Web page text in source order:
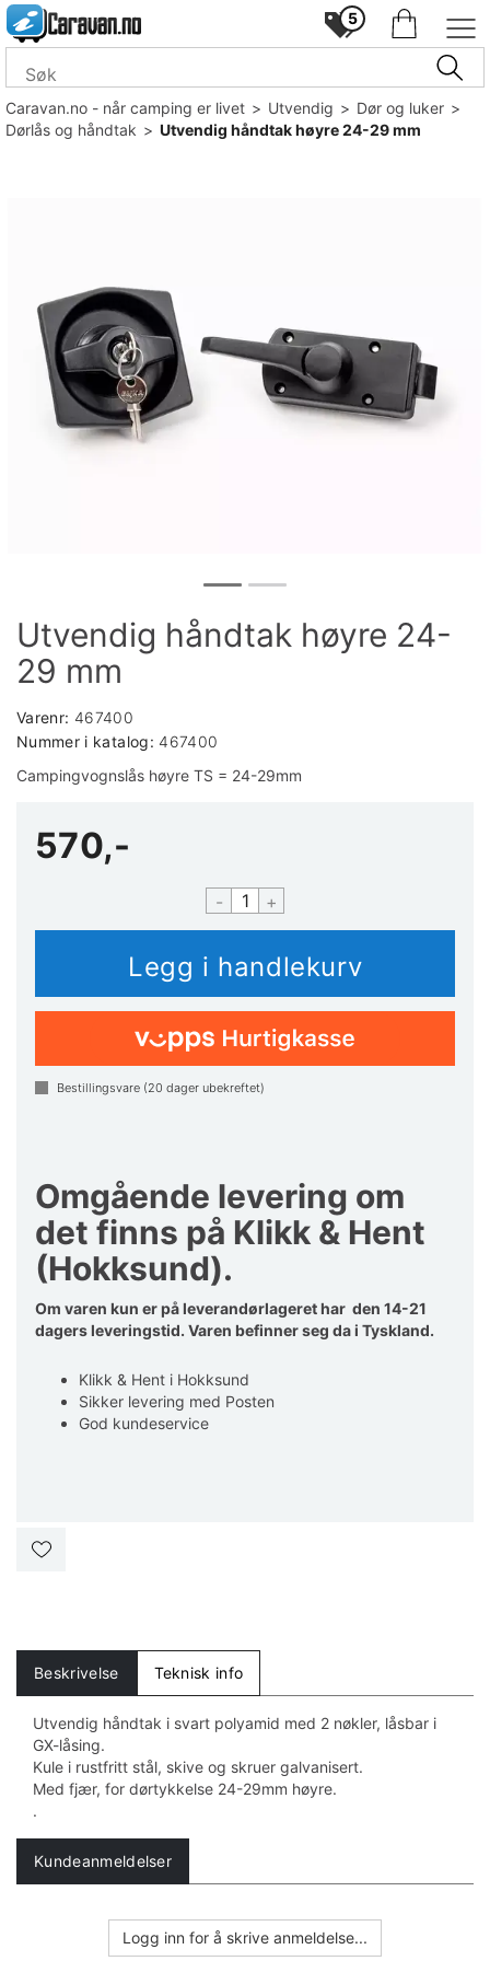
5
Caravan.no - når camping er livet>Utvendig>Dør og luker>
Dørlås og håndtak>Utvendig håndtak høyre 24-29 mm
Utvendig håndtak høyre 24-
29 mm
Varenr: 467400
Nummer i katalog: 467400
Campingvognslås høyre TS = 24-29mm
570,-
- +
Bestillingsvare (20 dager ubekreftet)
Omgående levering om
det finns på Klikk & Hent
(Hokksund).
Om varen kun er på leverandørlageret har den 14-21
dagers leveringstid. Varen befinner seg da i Tyskland.
Klikk & Hent i Hokksund
Sikker levering med Posten
God kundeservice
Beskrivelse Teknisk info
Utvendig håndtak i svart polyamid med 2 nøkler, låsbar i
GX-låsing.
Kule i rustfritt stål, skive og skruer galvanisert.
Med fjær, for dørtykkelse 24-29mm høyre.
.
Kundeanmeldelser
Logg inn for å skrive anmeldelse...